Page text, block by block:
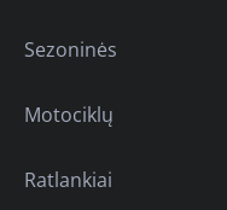
Sezoninės
Motociklų
Ratlankiai